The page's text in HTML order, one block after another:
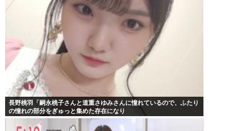
長野桃羽「嗣永桃子さんと道重さゆみさんに憧れているので、ふたり
の憧れの部分をぎゅっと集めた存在になり